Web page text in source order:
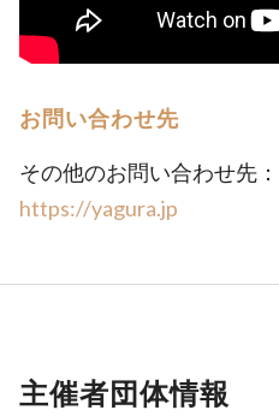
お問い合わせ先
その他のお問い合わせ先
https://yagura.jp
主催者団体情報